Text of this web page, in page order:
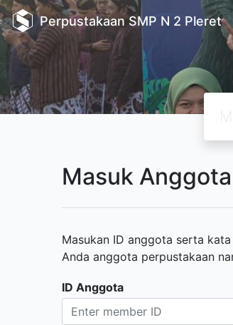
Perpustakaan SMP N 2 Pleret
Masuk
Masukan ID anggota serta
Anda anggota perpustakaan
ID Anggota